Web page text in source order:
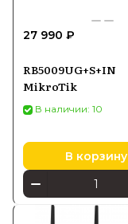
27 990 ₽
RB5009UG+S+IN
MikroTik
В наличии: 10
В корзину